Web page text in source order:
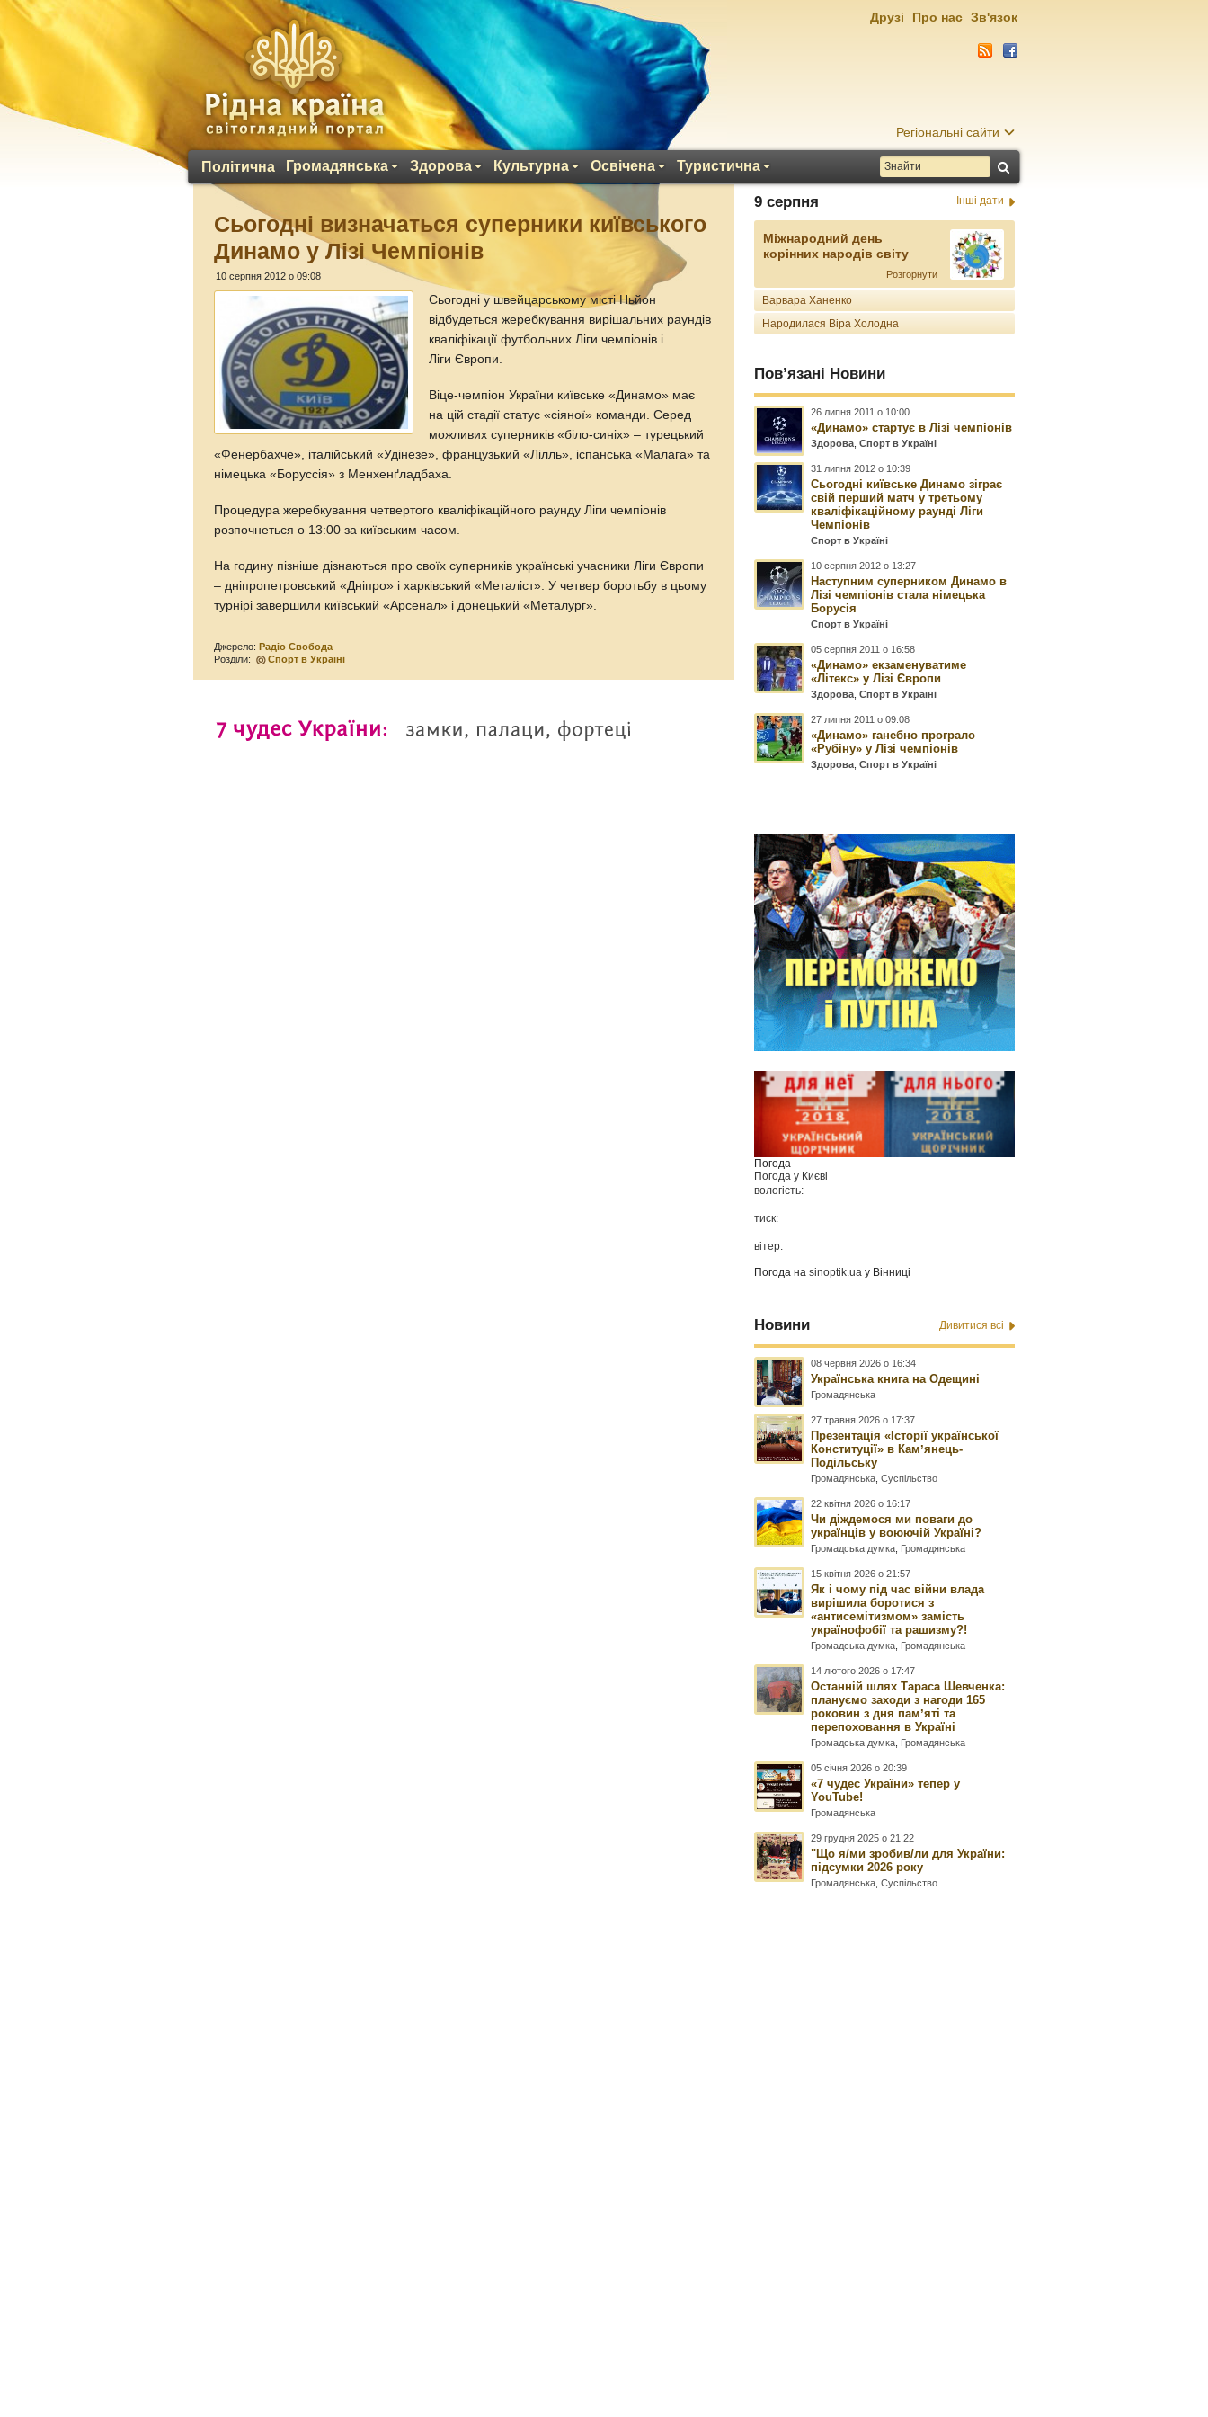
Регіональні сайти
Політична Громадянська Здорова Культурна Освічена Туристична
Друзі Про нас Зв'язок
Сьогодні визначаться суперники київського
Динамо у Лізі Чемпіонів
10 серпня 2012 о 09:08
Сьогодні у швейцарському місті Ньйон
відбудеться жеребкування вирішальних раундів
кваліфікації футбольних Ліги чемпіонів і
Ліги Європи.
Віце-чемпіон України київське «Динамо» має
на цій стадії статус «сіяної» команди. Серед
можливих суперників «біло-синіх» – турецький
«Фенербахче», італійський «Удінезе», французький «Лілль», іспанська «Малага» та
німецька «Боруссія» з Менхенґладбаха.
Процедура жеребкування четвертого кваліфікаційного раунду Ліги чемпіонів
розпочнеться о 13:00 за київським часом.
На годину пізніше дізнаються про своїх суперників українські учасники Ліги Європи
– дніпропетровський «Дніпро» і харківський «Металіст». У четвер боротьбу в цьому
турнірі завершили київський «Арсенал» і донецький «Металург».
Джерело:Радіо Свобода
Розділи:
Спорт в Україні
9 серпня Інші дати
Міжнародний день
корінних народів світу
Розгорнути
Варвара Ханенко
Народилася Віра Холодна
Пов’язані Новини
26 липня 2011 о 10:00
«Динамо» стартує в Лізі чемпіонів
Здорова ,Спорт в Україні
31 липня 2012 о 10:39
Сьогодні київське Динамо зіграє
свій перший матч у третьому
кваліфікаційному раунді Ліги
Чемпіонів
Спорт в Україні
10 серпня 2012 о 13:27
Наступним суперником Динамо в
Лізі чемпіонів стала німецька
Борусія
Спорт в Україні
05 серпня 2011 о 16:58
«Динамо» екзаменуватиме
«Літекс» у Лізі Європи
Здорова ,Спорт в Україні
27 липня 2011 о 09:08
«Динамо» ганебно програло
«Рубіну» у Лізі чемпіонів
Здорова ,Спорт в Україні
Погода
Погода у Києві
вологість:
тиск:
вітер:
Погода наsinoptik.ua у Вінниці
Новини Дивитися всі
08 червня 2026 о 16:34
Українська книга на Одещині
Громадянська
27 травня 2026 о 17:37
Презентація «Історії української
Конституції» в Камʼянець-
Подільську
Громадянська ,Суспільство
22 квітня 2026 о 16:17
Чи діждемося ми поваги до
українців у воюючій Україні?
Громадська думка Громадянська
15 квітня 2026 о 21:57
Як і чому під час війни влада
вирішила боротися з
«антисемітизмом» замість
українофобії та рашизму?!
Громадська думка Громадянська
14 лютого 2026 о 17:47
Останній шлях Тараса Шевченка:
плануємо заходи з нагоди 165
роковин з дня памʼяті та
перепоховання в Україні
Громадська думка Громадянська
05 січня 2026 о 20:39
«7 чудес України» тепер у
YouTube!
Громадянська
29 грудня 2025 о 21:22
"Що я/ми зробив/ли для України:
підсумки 2026 року
Громадянська ,Суспільство